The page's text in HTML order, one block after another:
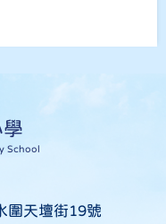
School
圍天壇街19號